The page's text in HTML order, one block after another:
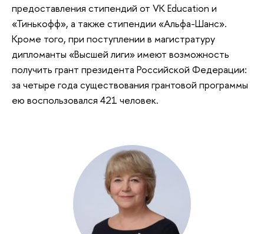
предоставления стипендий от VK Education и
«Тинькофф», а также стипендии «Альфа-Шанс».
Кроме того, при поступлении в магистратуру
дипломанты «Высшей лиги» имеют возможность
получить грант президента Российской Федерации:
за четыре года существования грантовой программы
ею воспользовался 421 человек.